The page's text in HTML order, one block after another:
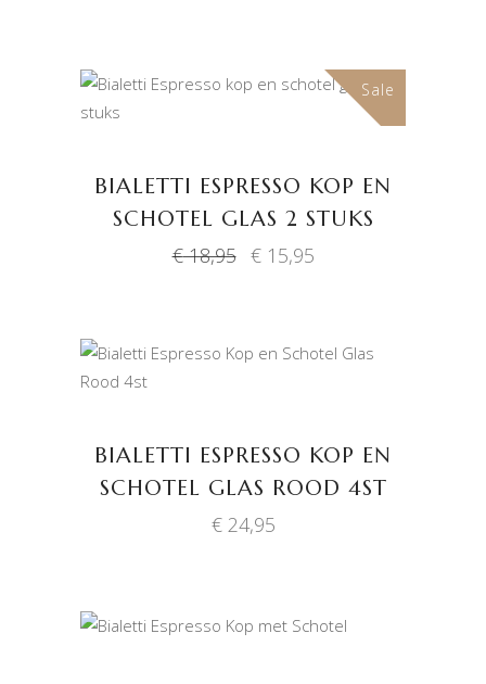
Sale
BIALETTI ESPRESSO KOP EN
SCHOTEL GLAS 2 STUKS
€18,95 Oorspronkelijke
€15,95Huidige
BIALETTI ESPRESSO KOP EN
SCHOTEL GLAS ROOD 4ST
€24,95